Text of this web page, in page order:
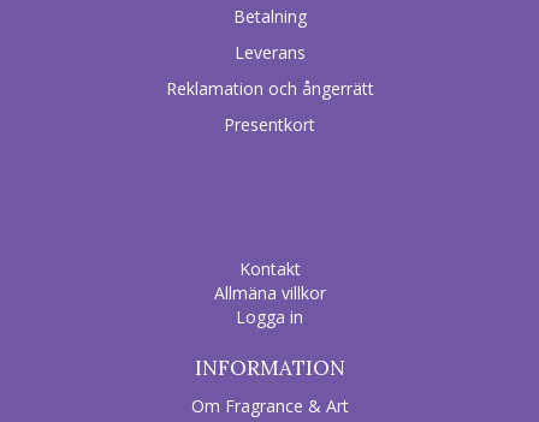
Betalning
Leverans
Reklamation och ångerrätt
Presentkort
Kontakt
Allmäna villkor
Logga in
INFORMATION
Om Fragrance & Art